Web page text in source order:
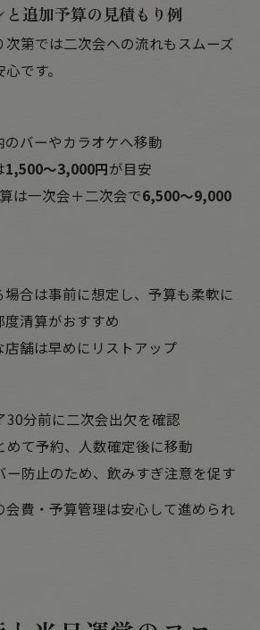
追加予算の見積もり例
第では二次会への流れもスムーズ
です。
のバーやカラオケへ移動
1,500～3,000円が目安
は一次会＋二次会で6,500～9,000
場合は事前に想定し、予算も柔軟に
度清算がおすすめ
店舗は早めにリストアップ
30分前に二次会出欠を確認
めて予約、人数確定後に移動
ー防止のため、飲みすぎ注意を促す
会費・予算管理は安心して進められ